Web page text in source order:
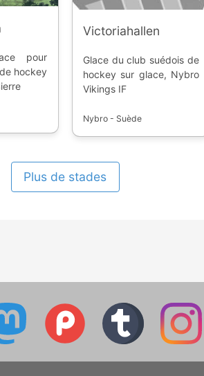
pour
hockey
Victoriahallen
Glace du club suédois de
hockey sur glace, Nybro
Vikings IF
Nybro - Suède
Plus de stades